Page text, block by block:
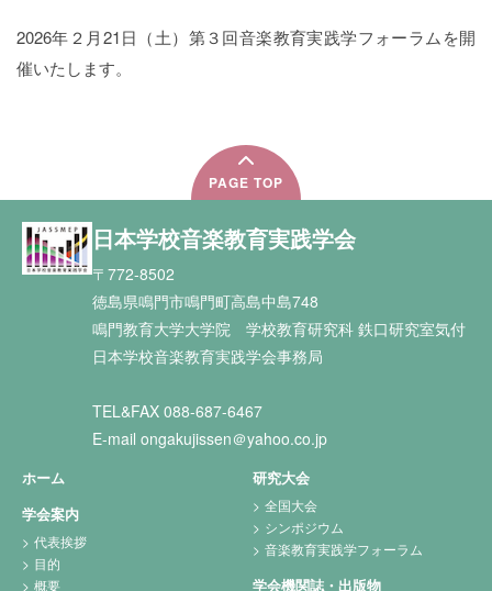
2026年２月21日（土）第３回音楽教育実践学フォーラムを開
催いたします。
PAGE TOP
日本学校音楽教育実践学会
〒772-8502
徳島県鳴門市鳴門町高島中島748
鳴門教育大学大学院 学校教育研究科 鉄口研究室気付
日本学校音楽教育実践学会事務局
TEL&FAX 088-687-6467
E-mail ongakujissen＠yahoo.co.jp
ホーム
学会案内
代表挨拶
目的
概要
研究大会
全国大会
シンポジウム
音楽教育実践学フォーラム
学会機関誌・出版物